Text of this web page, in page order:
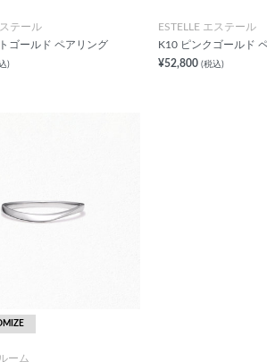
テール
ゴールド ペアリング
)
ESTELLE エステール
K10 ピンクゴールド
¥52,800 (税込)
ーム